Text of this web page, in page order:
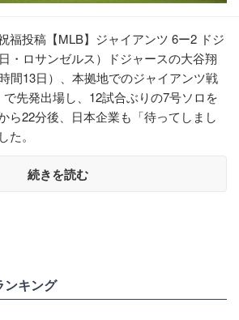
福投稿【MLB】ジャイアンツ 6ー2 ドジ
・ロサンゼルス）ドジャースの大谷翔
間13日）、本拠地でのジャイアンツ戦
先発出場し、12試合ぶりの7号ソロを
ら22分後、日本企業も「待ってしまし
。
続きを読む
ンキング